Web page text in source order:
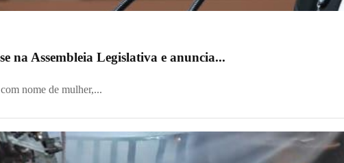
na Assembleia Legislativa e anuncia...
nome de mulher,...